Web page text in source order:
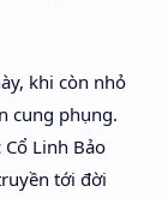
khi còn nhỏ
cung phụng.
Linh Bảo
tới đời